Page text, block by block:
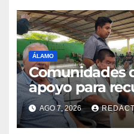
ÁLAMO
Comunidades
apoyo para
AGO 7, 2026